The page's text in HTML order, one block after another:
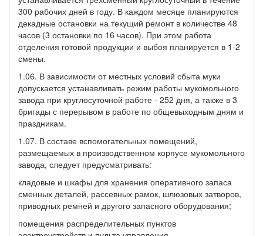
300 рабочих дней в году. В каждом месяце планируются
декадные остановки на текущий ремонт в количестве 48
часов (3 остановки по 16 часов). При этом работа
отделения готовой продукции и выбоя планируется в 1-2
смены.
1.06. В зависимости от местных условий сбыта муки
допускается устанавливать режим работы мукомольного
завода при круглосуточной работе - 252 дня, а также в 3
бригады с перерывом в работе по общевыходным дням и
праздникам.
1.07. В составе вспомогательных помещений,
размещаемых в производственном корпусе мукомольного
завода, следует предусматривать:
кладовые и шкафы для хранения оперативного запаса
сменных деталей, рассевных рамок, шлюзовых затворов,
приводных ремней и другого запасного оборудования;
помещения распределительных пунктов